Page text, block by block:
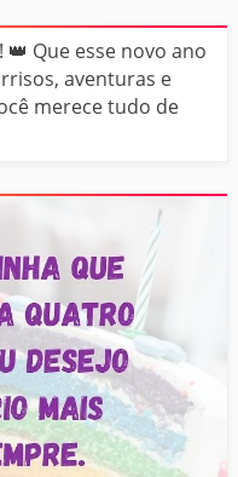
Que esse novo ano
aventuras e
merece tudo de